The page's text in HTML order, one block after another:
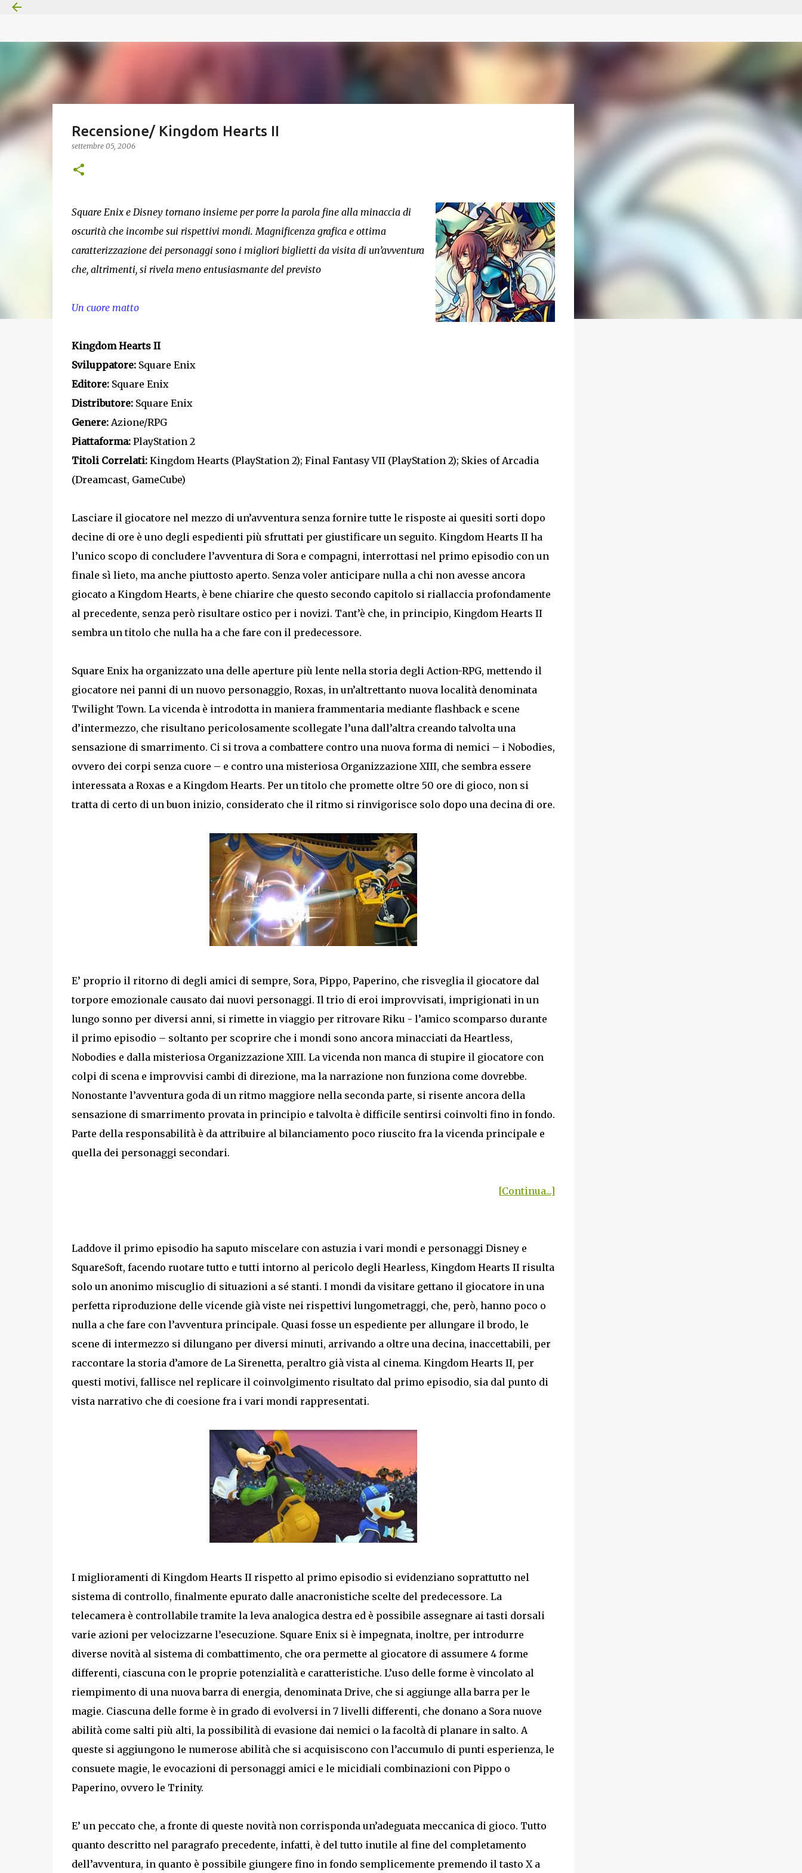
Recensione/ Kingdom Hearts II
settembre 05, 2006
Square Enix e Disney tornano insieme per porre la parola fine alla minaccia di
oscurità che incombe sui rispettivi mondi. Magnificenza grafica e ottima
caratterizzazione dei personaggi sono i migliori biglietti da visita di un’avventura
che, altrimenti, si rivela meno entusiasmante del previsto
Un cuore matto
Kingdom Hearts II
Sviluppatore: Square Enix
Editore: Square Enix
Distributore: Square Enix
Genere: Azione/RPG
Piattaforma: PlayStation 2
Titoli Correlati: Kingdom Hearts (PlayStation 2); Final Fantasy VII (PlayStation 2); Skies of Arcadia
(Dreamcast, GameCube)
Lasciare il giocatore nel mezzo di un’avventura senza fornire tutte le risposte ai quesiti sorti dopo
decine di ore è uno degli espedienti più sfruttati per giustificare un seguito. Kingdom Hearts II ha
l’unico scopo di concludere l’avventura di Sora e compagni, interrottasi nel primo episodio con un
finale sì lieto, ma anche piuttosto aperto. Senza voler anticipare nulla a chi non avesse ancora
giocato a Kingdom Hearts, è bene chiarire che questo secondo capitolo si riallaccia profondamente
al precedente, senza però risultare ostico per i novizi. Tant’è che, in principio, Kingdom Hearts II
sembra un titolo che nulla ha a che fare con il predecessore.
Square Enix ha organizzato una delle aperture più lente nella storia degli Action-RPG, mettendo il
giocatore nei panni di un nuovo personaggio, Roxas, in un’altrettanto nuova località denominata
Twilight Town. La vicenda è introdotta in maniera frammentaria mediante flashback e scene
d’intermezzo, che risultano pericolosamente scollegate l’una dall’altra creando talvolta una
sensazione di smarrimento. Ci si trova a combattere contro una nuova forma di nemici – i Nobodies,
ovvero dei corpi senza cuore – e contro una misteriosa Organizzazione XIII, che sembra essere
interessata a Roxas e a Kingdom Hearts. Per un titolo che promette oltre 50 ore di gioco, non si
tratta di certo di un buon inizio, considerato che il ritmo si rinvigorisce solo dopo una decina di ore.
E’ proprio il ritorno di degli amici di sempre, Sora, Pippo, Paperino, che risveglia il giocatore dal
torpore emozionale causato dai nuovi personaggi. Il trio di eroi improvvisati, imprigionati in un
lungo sonno per diversi anni, si rimette in viaggio per ritrovare Riku - l’amico scomparso durante
il primo episodio – soltanto per scoprire che i mondi sono ancora minacciati da Heartless,
Nobodies e dalla misteriosa Organizzazione XIII. La vicenda non manca di stupire il giocatore con
colpi di scena e improvvisi cambi di direzione, ma la narrazione non funziona come dovrebbe.
Nonostante l’avventura goda di un ritmo maggiore nella seconda parte, si risente ancora della
sensazione di smarrimento provata in principio e talvolta è difficile sentirsi coinvolti fino in fondo.
Parte della responsabilità è da attribuire al bilanciamento poco riuscito fra la vicenda principale e
quella dei personaggi secondari.
[Continua...]
Laddove il primo episodio ha saputo miscelare con astuzia i vari mondi e personaggi Disney e
SquareSoft, facendo ruotare tutto e tutti intorno al pericolo degli Hearless, Kingdom Hearts II risulta
solo un anonimo miscuglio di situazioni a sé stanti. I mondi da visitare gettano il giocatore in una
perfetta riproduzione delle vicende già viste nei rispettivi lungometraggi, che, però, hanno poco o
nulla a che fare con l’avventura principale. Quasi fosse un espediente per allungare il brodo, le
scene di intermezzo si dilungano per diversi minuti, arrivando a oltre una decina, inaccettabili, per
raccontare la storia d’amore de La Sirenetta, peraltro già vista al cinema. Kingdom Hearts II, per
questi motivi, fallisce nel replicare il coinvolgimento risultato dal primo episodio, sia dal punto di
vista narrativo che di coesione fra i vari mondi rappresentati.
I miglioramenti di Kingdom Hearts II rispetto al primo episodio si evidenziano soprattutto nel
sistema di controllo, finalmente epurato dalle anacronistiche scelte del predecessore. La
telecamera è controllabile tramite la leva analogica destra ed è possibile assegnare ai tasti dorsali
varie azioni per velocizzarne l’esecuzione. Square Enix si è impegnata, inoltre, per introdurre
diverse novità al sistema di combattimento, che ora permette al giocatore di assumere 4 forme
differenti, ciascuna con le proprie potenzialità e caratteristiche. L’uso delle forme è vincolato al
riempimento di una nuova barra di energia, denominata Drive, che si aggiunge alla barra per le
magie. Ciascuna delle forme è in grado di evolversi in 7 livelli differenti, che donano a Sora nuove
abilità come salti più alti, la possibilità di evasione dai nemici o la facoltà di planare in salto. A
queste si aggiungono le numerose abilità che si acquisiscono con l’accumulo di punti esperienza, le
consuete magie, le evocazioni di personaggi amici e le micidiali combinazioni con Pippo o
Paperino, ovvero le Trinity.
E’ un peccato che, a fronte di queste novità non corrisponda un’adeguata meccanica di gioco. Tutto
quanto descritto nel paragrafo precedente, infatti, è del tutto inutile al fine del completamento
dell’avventura, in quanto è possibile giungere fino in fondo semplicemente premendo il tasto X a